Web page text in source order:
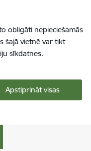
obligāti nepieciešamās
šajā vietnē var tikt
sīkdatnes.
Apstiprināt visas